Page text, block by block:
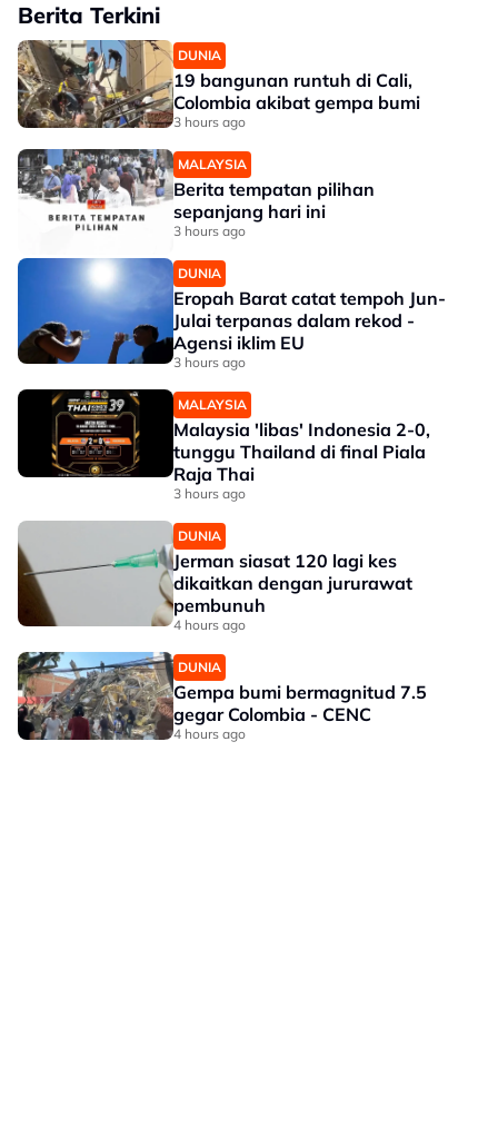
Berita Terkini
DUNIA
19 bangunan runtuh di Cali,
Colombia akibat gempa bumi
3 hours ago
MALAYSIA
Berita tempatan pilihan
sepanjang hari ini
3 hours ago
DUNIA
Eropah Barat catat tempoh Jun-
Julai terpanas dalam rekod -
Agensi iklim EU
3 hours ago
MALAYSIA
Malaysia 'libas' Indonesia 2-0,
tunggu Thailand di final Piala
Raja Thai
3 hours ago
DUNIA
Jerman siasat 120 lagi kes
dikaitkan dengan jururawat
pembunuh
4 hours ago
DUNIA
Gempa bumi bermagnitud 7.5
gegar Colombia - CENC
4 hours ago